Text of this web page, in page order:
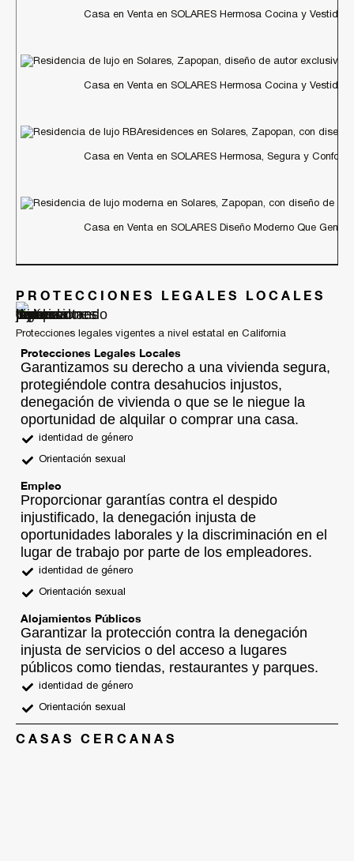
Casa en Venta en SOLARES Hermosa Cocina y
Casa en Venta en SOLARES Hermosa Cocina y
Casa en Venta en SOLARES Hermosa, Segura y
Casa en Venta en SOLARES Diseño Moderno Que
PROTECCIONES LEGALES LOCALES
Protecciones legales vigentes a nivel estatal en California
Protecciones Legales Locales
Garantizamos su derecho a una vivienda segura,
protegiéndole contra desahucios injustos,
denegación de vivienda o que se le niegue la
oportunidad de alquilar o comprar una casa.
identidad de género
Orientación sexual
Empleo
Proporcionar garantías contra el despido
injustificado, la denegación injusta de
oportunidades laborales y la discriminación en el
lugar de trabajo por parte de los empleadores.
identidad de género
Orientación sexual
Alojamientos Públicos
Garantizar la protección contra la denegación
injusta de servicios o del acceso a lugares
públicos como tiendas, restaurantes y parques.
identidad de género
Orientación sexual
CASAS CERCANAS